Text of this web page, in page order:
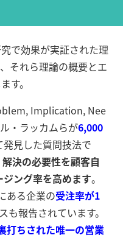
で効果が実証された理
それら理論の概要とエ
す。
Implication, Nee
・ラッカムらが6,000
発見した質問技法で
決の必要性を顧客自
ング率を高めます。
ある企業の受注率が1
も報告されています。
打ちされた唯一の営業